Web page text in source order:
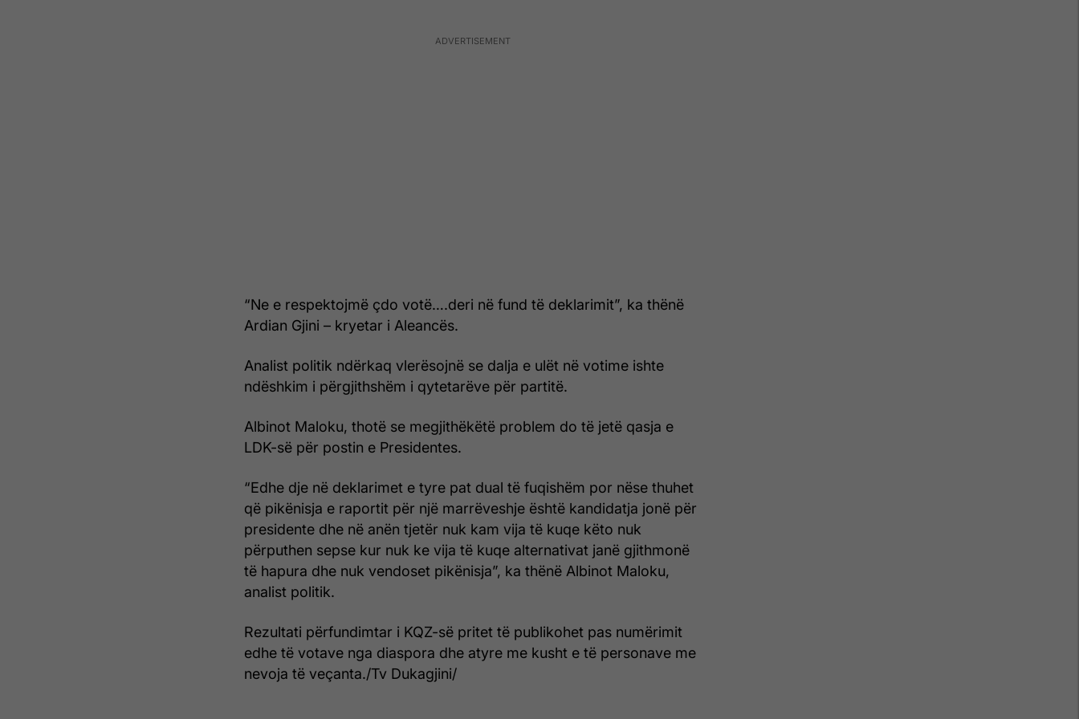
“Ne e respektojmë çdo votë….deri në fund të deklarimit”, ka thënë
Ardian Gjini – kryetar i Aleancës.
Analist politik ndërkaq vlerësojnë se dalja e ulët në votime ishte
ndëshkim i përgjithshëm i qytetarëve për partitë.
Albinot Maloku, thotë se megjithëkëtë problem do të jetë qasja e
LDK-së për postin e Presidentes.
“Edhe dje në deklarimet e tyre pat dual të fuqishëm por nëse thuhet
që pikënisja e raportit për një marrëveshje është kandidatja jonë për
presidente dhe në anën tjetër nuk kam vija të kuqe këto nuk
përputhen sepse kur nuk ke vija të kuqe alternativat janë gjithmonë
të hapura dhe nuk vendoset pikënisja”, ka thënë Albinot Maloku,
analist politik.
Rezultati përfundimtar i KQZ-së pritet të publikohet pas numërimit
edhe të votave nga diaspora dhe atyre me kusht e të personave me
nevoja të veçanta./Tv Dukagjini/